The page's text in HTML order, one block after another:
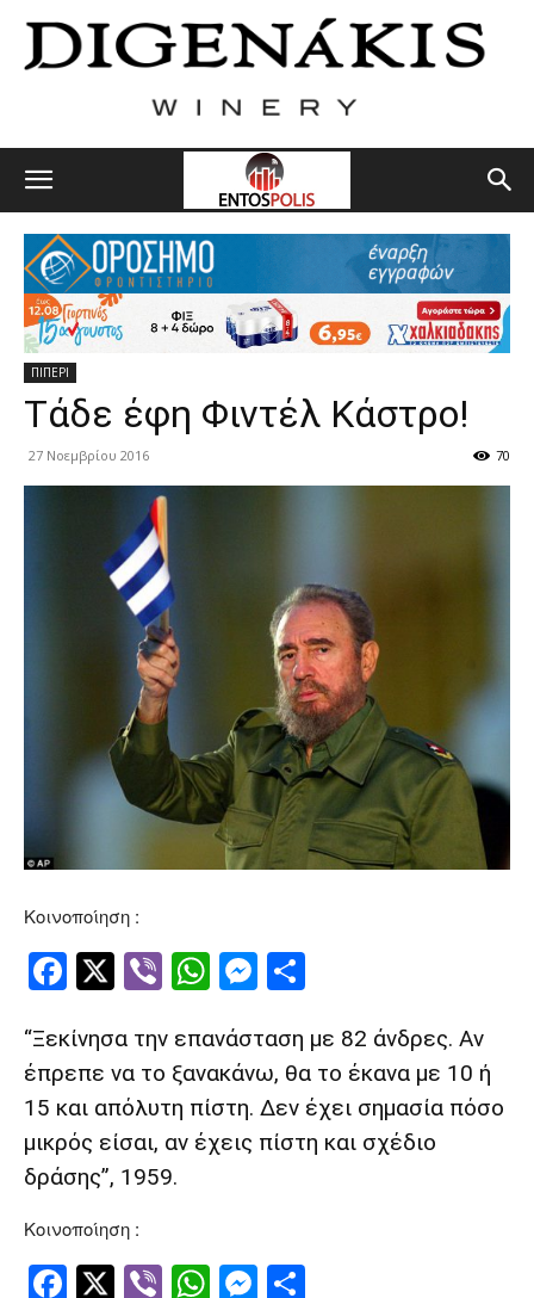
ΠΙΠΕΡΙ
Tάδε έφη Φιντέλ Κάστρο!
27 Νοεμβρίου 2016 70
Κοινοποίηση :
Facebook
Twitter
ViberWhatsApp
Messenger
“Ξεκίνησα την επανάσταση με 82 άνδρες. Αν
έπρεπε να το ξανακάνω, θα το έκανα με 10 ή
15 και απόλυτη πίστη. Δεν έχει σημασία πόσο
μικρός είσαι, αν έχεις πίστη και σχέδιο
δράσης”, 1959.
Κοινοποίηση :
Facebook
Twitter
ViberWhatsApp
Messenger